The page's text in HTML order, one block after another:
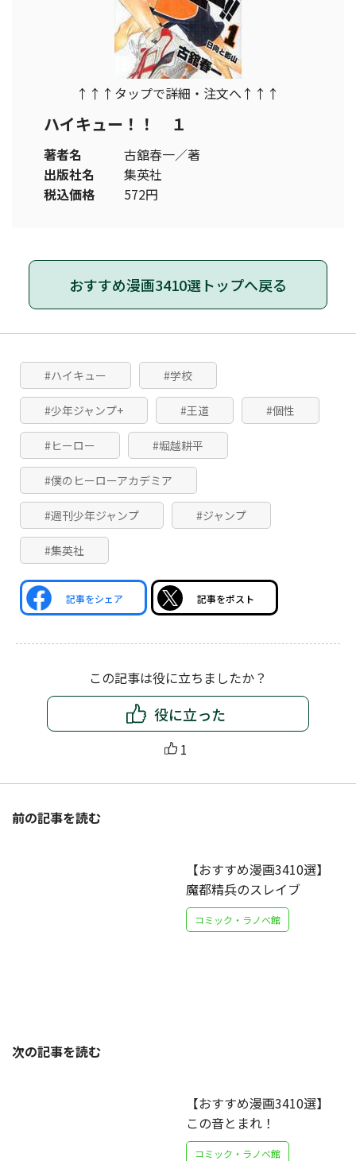
↑↑↑タップで詳細・注文へ↑↑↑
ハイキュー！！ １
著者名
古舘春一／著
出版社名
集英社
税込価格
572円
おすすめ漫画3410選トップへ戻る
#ハイキュー #学校
#少年ジャンプ+ #王道 #個性
#ヒーロー #堀越耕平
#僕のヒーローアカデミア
#週刊少年ジャンプ #ジャンプ
#集英社
記事をシェア 記事をポスト
この記事は役に立ちましたか？
役に立った
1
前の記事を読む
【おすすめ漫画3410選】
魔都精兵のスレイブ
コミック・ラノベ館
次の記事を読む
【おすすめ漫画3410選】
この音とまれ！
コミック・ラノベ館